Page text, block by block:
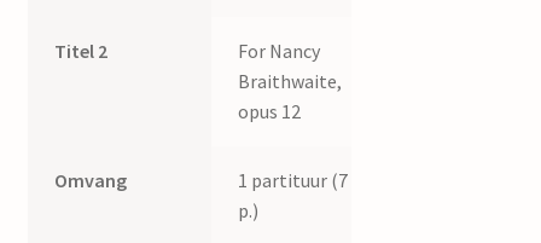
Titel 2
For Nancy
Braithwaite,
opus 12
Omvang
1 partituur (7
p.)